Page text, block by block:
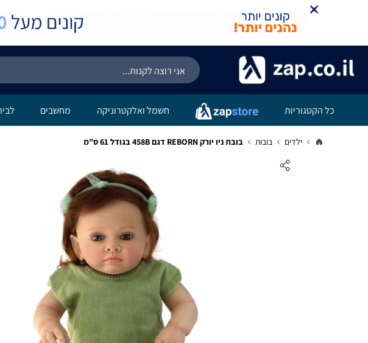
כל הקטגוריות חשמל ואלקטרוניקה מחשבים
ילדים בובות בובת ניו יורק REBORN דגם 458B בגודל 61 ס"מ